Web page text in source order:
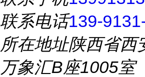
联系电话139-
所在地址陕西省西
万象汇B座1005室